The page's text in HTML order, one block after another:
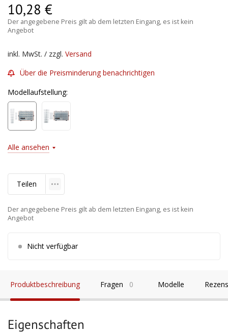
10,28 €
Der angegebene Preis gilt ab dem letzten Eingang, es ist kein
Angebot
inkl. MwSt. / zzgl. Versand
Über die Preisminderung benachrichtigen
Modellaufstellung:
Alle ansehen
Teilen
Der angegebene Preis gilt ab dem letzten Eingang, es ist kein
Angebot
Nicht verfügbar
Produktbeschreibung Fragen 0 Modelle
Eigenschaften